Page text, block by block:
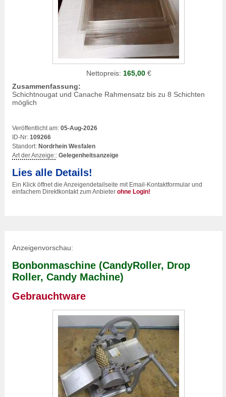
Nettopreis: 165,00€
Zusammenfassung:
Schichtnougat und Canache Rahmensatz bis zu 8 Schichten
möglich
Veröffentlicht am: 05-Aug-2026
ID-Nr: 109266
Standort: Nordrhein Wesfalen
Art der Anzeige:: Gelegenheitsanzeige
Lies alle Details!
Ein Klick öffnet die Anzeigendetailseite mit Email-Kontaktformular und
einfachem Direktkontakt zum Anbieter ohne Login!
Anzeigenvorschau:
Bonbonmaschine (CandyRoller, Drop
Roller, Candy Machine)
Gebrauchtware